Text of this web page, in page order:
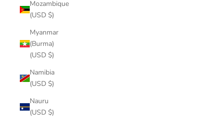
Mozambique
(USD $)
Myanmar
(Burma)
(USD $)
Namibia
(USD $)
Nauru
(USD $)